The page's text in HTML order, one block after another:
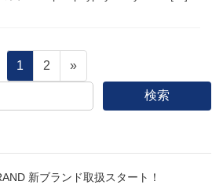
固
定
1
固
定
2 »
検索
新ブランド取扱スタート！